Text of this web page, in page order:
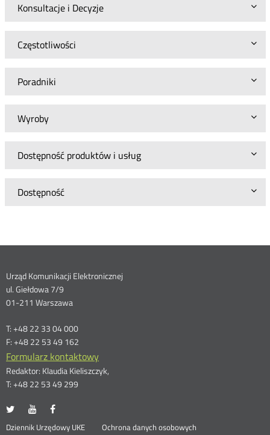
Konsultacje i Decyzje
Częstotliwości
Poradniki
Wyroby
Dostępność produktów i usług
Dostępność
Dane
kontaktowe
Urząd Komunikacji Elektronicznej
ul. Giełdowa 7/9
01-211 Warszawa
T: +48 22 33 04 000
F: +48 22 53 49 162
Formularz kontaktowy
Redaktor: Klaudia Kieliszczyk,
T: +48 22 53 49 299
UKE
portalu
Otwórz
nowym
UKE
portalu
Otwórz
nowymportalu
nowym
Dziennik Urzędowy UKE Otwórz
Ochrona danych osobowych